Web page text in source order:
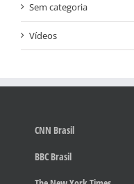
Sem categoria
Vídeos
CNN Brasil
BBC Brasil